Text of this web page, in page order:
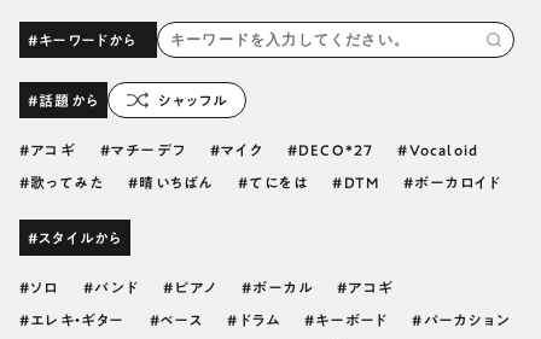
#キーワードから
#話題から シャッフル
アコギ マチーデフ マイク DECO*27 Vocaloid
歌ってみた 晴いちばん てにをは DTM ボーカロイド
#スタイルから
ソロ バンド ピアノ ボーカル アコギ
エレキ・ギター ベース ドラム キーボード パーカション